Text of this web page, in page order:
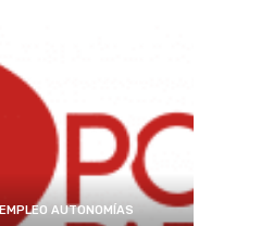
EMPLEO AUTONOMÍAS